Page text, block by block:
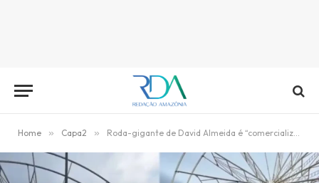
Home » Capa2 » Roda-gigante de David Almeida é “comercializada” por empresa criada há menos de uma semana